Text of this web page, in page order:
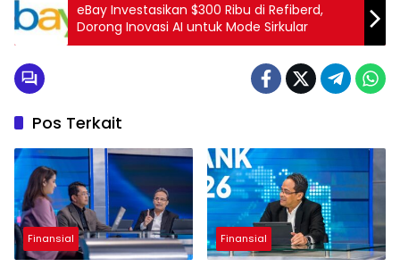
eBay Investasikan $300 Ribu di Refiberd,
Dorong Inovasi AI untuk Mode Sirkular
Pos Terkait
Finansial Finansial